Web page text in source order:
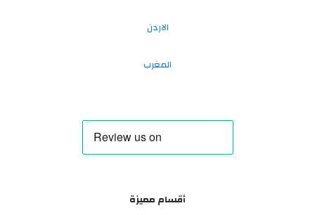
الاردن
المغرب
أقسام مميزة